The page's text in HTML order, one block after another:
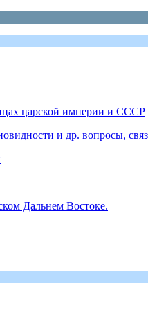
царской империи и СССР
и др. вопросы,
Дальнем Востоке.